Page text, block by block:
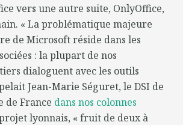
vers une autre suite, OnlyOffice,
« La problématique majeure
de Microsoft réside dans les
: la plupart de nos
dialoguent avec les outils
Jean-Marie Séguret, le DSI de
de France dans nos colonnes
lyonnais, « fruit de deux à